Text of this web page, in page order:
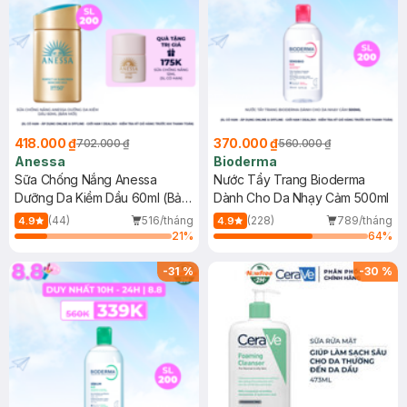
418.000 ₫702.000 ₫
Anessa
Sữa Chống Nắng Anessa
Dưỡng Da Kiềm Dầu 60ml (Bản
Mới)
4.9 (44)
516/tháng
21%
370.000 ₫560.000 ₫
Bioderma
Nước Tẩy Trang Bioderma
Dành Cho Da Nhạy Cảm 500ml
4.9 (228)
789/tháng
64%
-31% -30 %